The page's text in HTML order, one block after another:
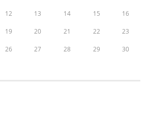
12 13 14 15 16
19 20 21 22 23
26 27 28 29 30